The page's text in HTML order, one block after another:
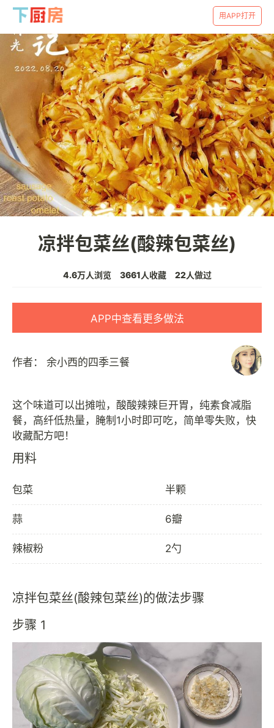
用APP打开
凉拌包菜丝(酸辣包菜丝)
4.6万人浏览 3661人收藏 22人做过
APP中查看更多做法
作者： 余小西的四季三餐
这个味道可以出摊啦，酸酸辣辣巨开胃，纯素食减脂
餐，高纤低热量，腌制1小时即可吃，简单零失败，快
用料
包菜 半颗
蒜 6瓣
辣椒粉 2勺
凉拌包菜丝(酸辣包菜丝)的做法步骤
步骤 1